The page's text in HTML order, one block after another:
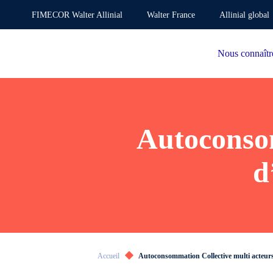
FIMECOR Walter Allinial Walter France Allinial global
Nous
Accueil Autoconsommation Collective multi